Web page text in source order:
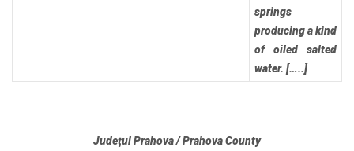
springs
producing a kind
of oiled salted
water. […..]
Judeţul Prahova / Prahova County